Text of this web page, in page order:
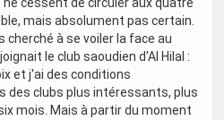
cessent de circuler aux quatre
mais absolument pas certain.
cherché à se voiler la face au
le club saoudien d'Al Hilal :
et j'ai des conditions
des clubs plus intéressants, plus
mois. Mais à partir du moment